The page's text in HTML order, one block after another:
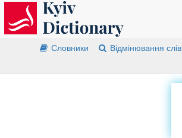
Словники Відмінювання слів